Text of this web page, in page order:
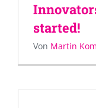
started!
Von Martin